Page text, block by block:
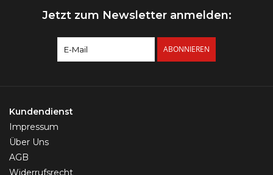
Jetzt zum Newsletter anmelden:
ABONNIEREN
Kundendienst
Impressum
Über Uns
AGB
Widerrufsrecht